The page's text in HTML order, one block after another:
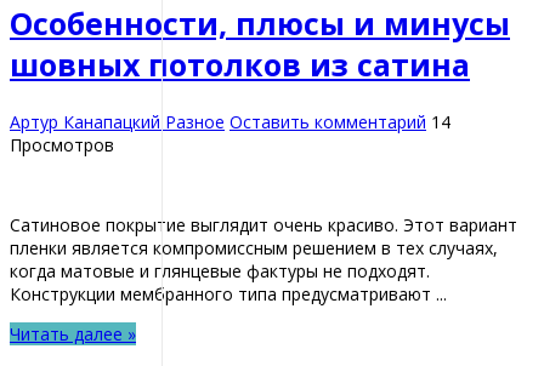
Особенности, плюсы и минусы
шовных потолков из сатина
Артур Канапацкий Разное Оставить комментарий 14
Просмотров
Сатиновое покрытие выглядит очень красиво. Этот вариант
пленки является компромиссным решением в тех случаях,
когда матовые и глянцевые фактуры не подходят.
Конструкции мембранного типа предусматривают ...
Читать далее »